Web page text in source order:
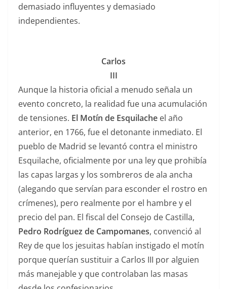
demasiado influyentes y demasiado
independientes.
Carlos
III
Aunque la historia oficial a menudo señala un
evento concreto, la realidad fue una acumulación
de tensiones. El Motín de Esquilache el año
anterior, en 1766, fue el detonante inmediato. El
pueblo de Madrid se levantó contra el ministro
Esquilache, oficialmente por una ley que prohibía
las capas largas y los sombreros de ala ancha
(alegando que servían para esconder el rostro en
crímenes), pero realmente por el hambre y el
precio del pan. El fiscal del Consejo de Castilla,
Pedro Rodríguez de Campomanes, convenció al
Rey de que los jesuitas habían instigado el motín
porque querían sustituir a Carlos III por alguien
más manejable y que controlaban las masas